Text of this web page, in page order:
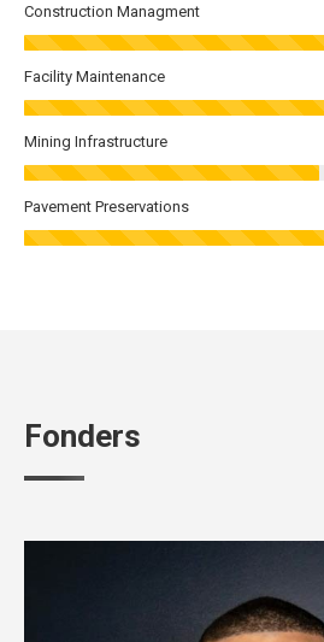
Construction Managment
Facility Maintenance
Mining Infrastructure
Pavement Preservations
Fonders